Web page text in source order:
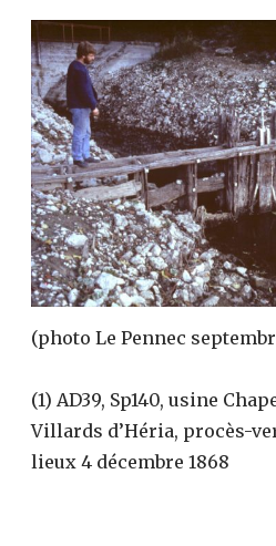
(photo Le Pennec
(1) AD39, Sp140, usine
Villards d’Héria, procès-
lieux 4 décembre 1868